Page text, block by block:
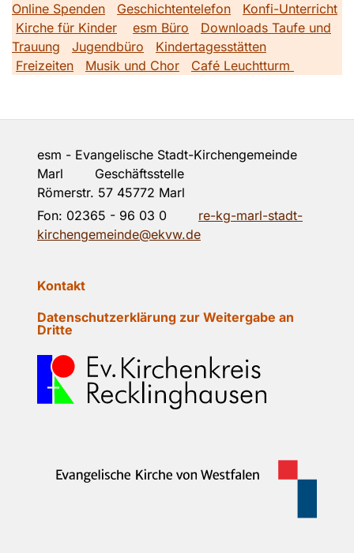
Online Spenden
Geschichtentelefon
Konfi-Unterricht
Kirche für Kinder
esm Büro
Downloads Taufe und
Trauung
Jugendbüro
Kindertagesstätten
Freizeiten
Musik und Chor Café Leuchtturm
esm - Evangelische Stadt-Kirchengemeinde
Marl Geschäftsstelle
Römerstr. 57 45772 Marl
Fon: 02365 - 96 03 0
re-kg-marl-stadt-
kirchengemeinde@ekvw.de
Kontakt
Datenschutzerklärung zur Weitergabe an
Dritte